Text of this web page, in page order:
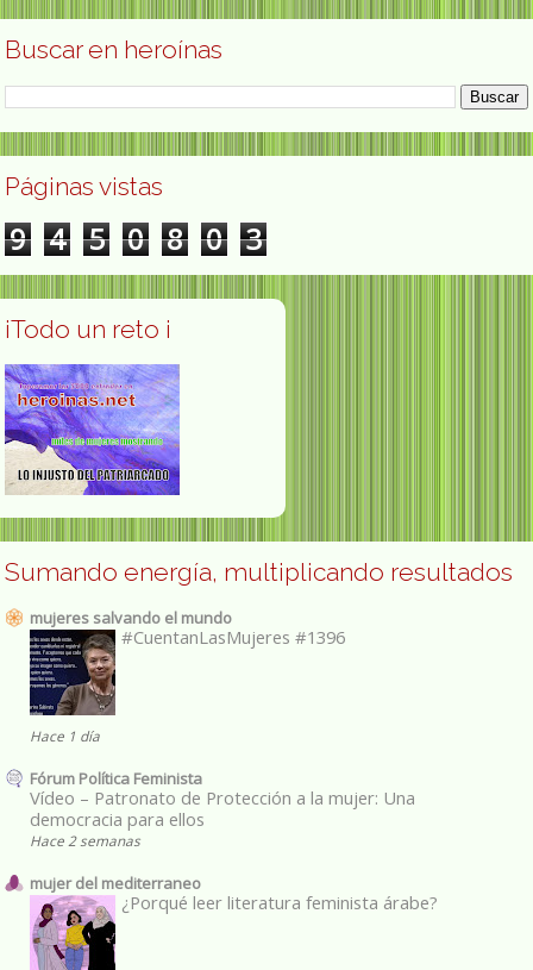
Buscar en heroínas
Páginas vistas
9 4 5 0 8 0 3
¡Todo un reto ¡
Sumando energía, multiplicando resultados
mujeres salvando el mundo
#CuentanLasMujeres #1396
Hace 1 día
Fórum Política Feminista
Vídeo – Patronato de Protección a la mujer: Una
democracia para ellos
Hace 2 semanas
mujer del mediterraneo
¿Porqué leer literatura feminista árabe?